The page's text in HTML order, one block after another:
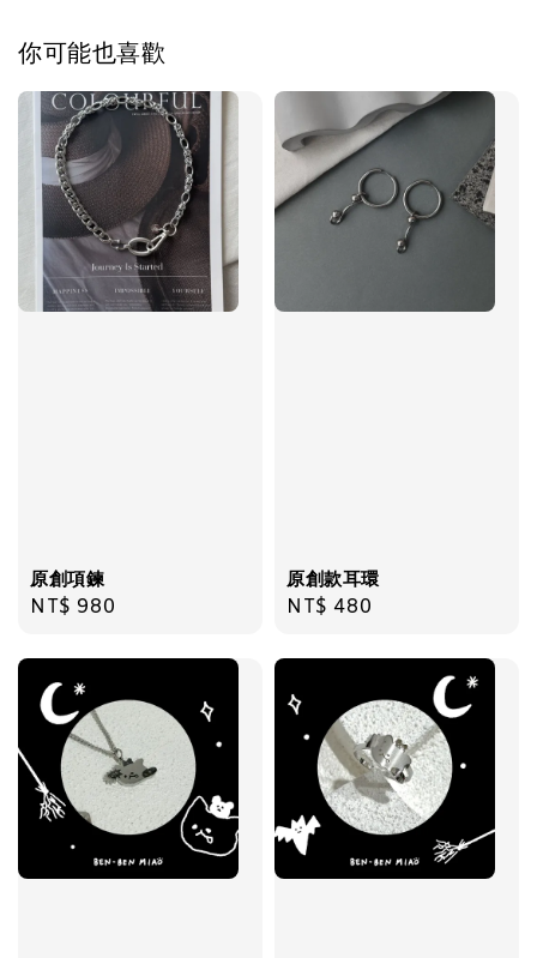
NT$ 69
NT$ 98
加入購物車
你可能也喜歡
原創項鍊
Regular
NT$ 980
原創款耳環
Regular
NT$ 480